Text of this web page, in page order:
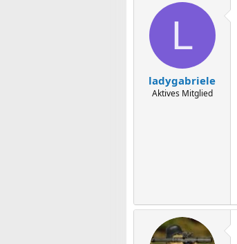
L
ladygabriele
Aktives Mitglied